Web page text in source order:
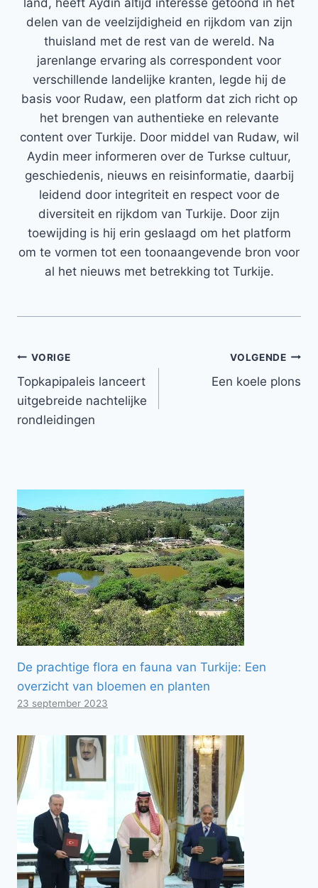
land, heeft Aydin altijd interesse getoond in het
delen van de veelzijdigheid en rijkdom van zijn
thuisland met de rest van de wereld. Na
jarenlange ervaring als correspondent voor
verschillende landelijke kranten, legde hij de
basis voor Rudaw, een platform dat zich richt op
het brengen van authentieke en relevante
content over Turkije. Door middel van Rudaw, wil
Aydin meer informeren over de Turkse cultuur,
geschiedenis, nieuws en reisinformatie, daarbij
leidend door integriteit en respect voor de
diversiteit en rijkdom van Turkije. Door zijn
toewijding is hij erin geslaagd om het platform
om te vormen tot een toonaangevende bron voor
al het nieuws met betrekking tot Turkije.
Bericht
navigatie
VORIGE
Topkapipaleis lanceert
uitgebreide nachtelijke
rondleidingen
VOLGENDE
Een koele plons
De prachtige flora en fauna van Turkije: Een
overzicht van bloemen en planten
23 september 2023